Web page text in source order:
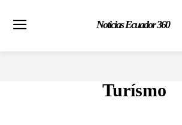
Noticias Ecuador 360
Turísmo